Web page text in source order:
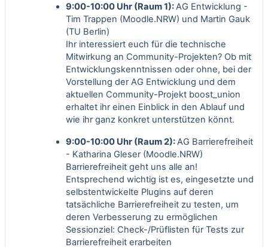
9:00-10:00 Uhr (Raum 1):AG Entwicklung -
Tim Trappen (Moodle.NRW) und Martin Gauk
(TU Berlin)
Ihr interessiert euch für die technische
Mitwirkung an Community-Projekten? Ob mit
Entwicklungskenntnissen oder ohne, bei der
Vorstellung der AG Entwicklung und dem
aktuellen Community-Projekt boost_union
erhaltet ihr einen Einblick in den Ablauf und
wie ihr ganz konkret unterstützen könnt.
9:00-10:00 Uhr (Raum 2):AG Barrierefreiheit
- Katharina Gleser (Moodle.NRW)
Barrierefreiheit geht uns alle an!
Entsprechend wichtig ist es, eingesetzte und
selbstentwickelte Plugins auf deren
tatsächliche Barrierefreiheit zu testen, um
deren Verbesserung zu ermöglichen
Sessionziel: Check-/Prüflisten für Tests zur
Barrierefreiheit erarbeiten